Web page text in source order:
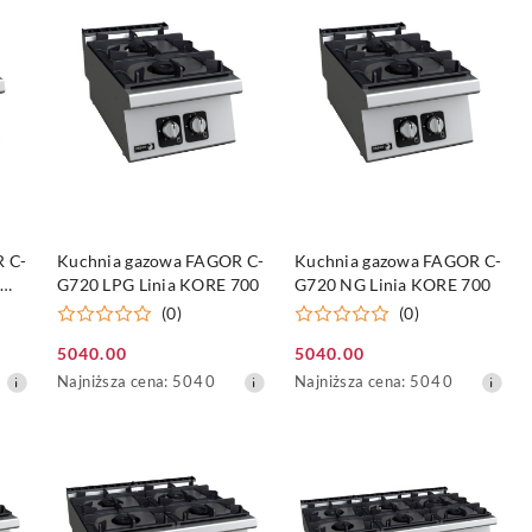
C-
Kuchnia gazowa FAGOR C-
G720 LPG Linia KORE 700
(0)
Cena
promocyjna:
5040.00
Najniższa
przed
obniżką
Najniższa cena: 5040
Kuchnia gazowa FAGOR C-
G720 NG Linia KORE 700
(0)
Cena
promocyjna:
5040.00
Najniższa
obniżką
Najniższa cena: 5040